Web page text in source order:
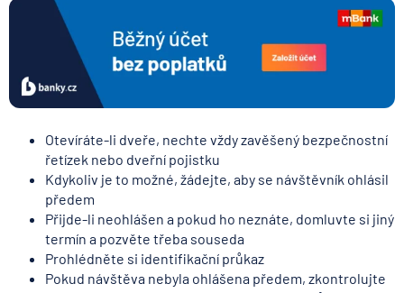
Otevíráte-li dveře, nechte vždy zavěšený bezpečnostní
řetízek nebo dveřní pojistku
Kdykoliv je to možné, žádejte, aby se návštěvník ohlásil
předem
Přijde-li neohlášen a pokud ho neznáte, domluvte si jiný
termín a pozvěte třeba souseda
Prohlédněte si identifikační průkaz
Pokud návštěva nebyla ohlášena předem, zkontrolujte